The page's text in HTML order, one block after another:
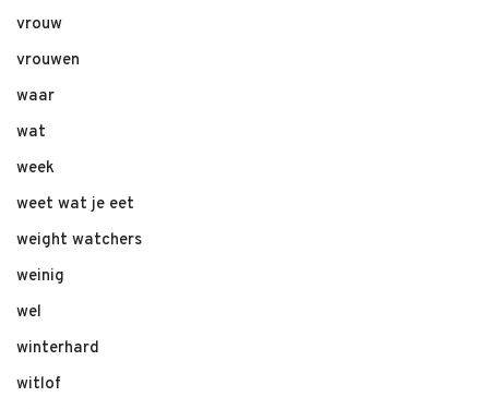
vrouw
vrouwen
waar
wat
week
weet wat je eet
weight watchers
weinig
wel
winterhard
witlof